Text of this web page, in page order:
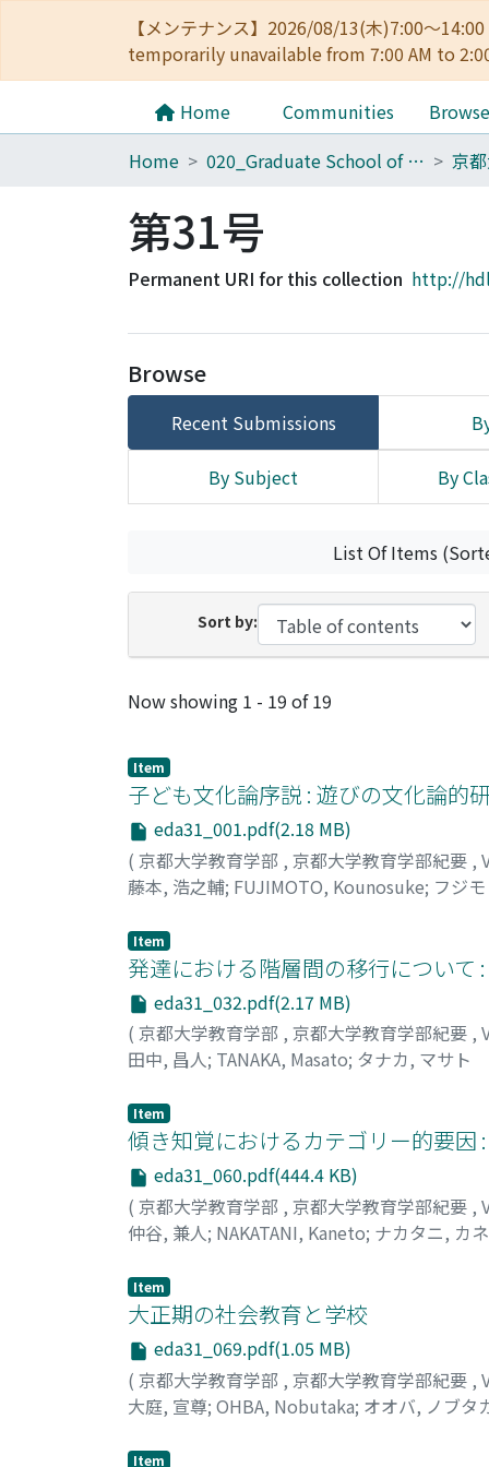
【メンテナンス】2026/08/13(木)7:00～
temporarily unavailable from 7:00 AM to
Home Communities
Browse
Home
020_Graduate School of Education 京
第31号
Permanent URI for this collection http://
Browse
Recent Submissions
By Subject By
List Of Items
Sort by:
Recent Submissions
Now showing 1 - 19 of 19
Item
子ども文化論序説 : 遊びの文化論的
eda31_001.pdf(2.18 MB)
( 京都大学教育学部 , 京都大学教育学部紀要 ,
藤本, 浩之輔; FUJIMOTO, Kounosuke; フジ
Item
発達における階層間の移行について
eda31_032.pdf(2.17 MB)
( 京都大学教育学部 , 京都大学教育学部紀要 ,
田中, 昌人; TANAKA, Masato; タナカ, マサト
Item
傾き知覚におけるカテゴリー的要因
eda31_060.pdf(444.4 KB)
( 京都大学教育学部 , 京都大学教育学部紀要 ,
仲谷, 兼人; NAKATANI, Kaneto; ナカタニ, カ
Item
大正期の社会教育と学校
eda31_069.pdf(1.05 MB)
( 京都大学教育学部 , 京都大学教育学部紀要 ,
大庭, 宣尊; OHBA, Nobutaka; オオバ, ノブタ
Item